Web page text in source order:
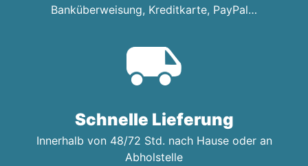
Banküberweisung, Kreditkarte, PayPal…
Schnelle Lieferung
Innerhalb von 48/72 Std. nach Hause oder an
Abholstelle